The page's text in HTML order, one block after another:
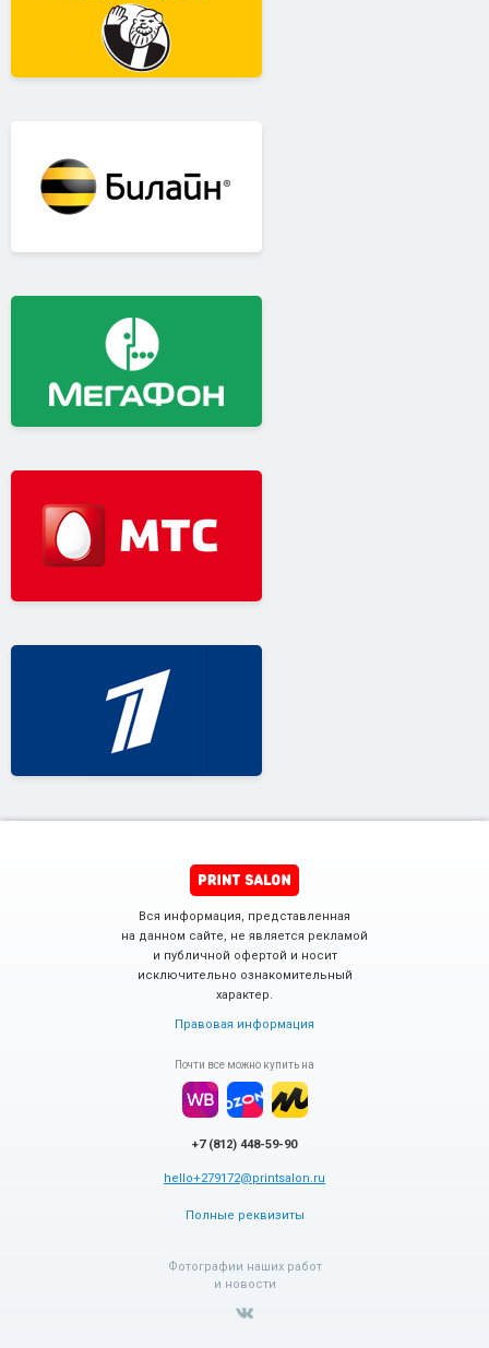
Вся информация, представленная
на данном сайте, не является рекламой
и публичной офертой и носит
исключительно ознакомительный
характер.
Правовая информация
Почти все можно купить на
+7 (812) 448-59-90
hello+279172@printsalon.ru
Полные реквизиты
Фотографии наших работ
и новости